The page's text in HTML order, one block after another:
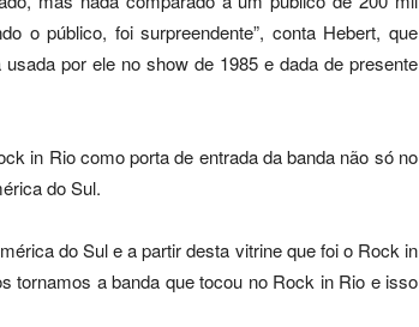
o público, foi surpreendente”, conta Hebert, que
por ele no show de 1985 e dada de presente
in Rio como porta de entrada da banda não só no
do Sul.
do Sul e a partir desta vitrine que foi o Rock in
tornamos a banda que tocou no Rock in Rio e isso